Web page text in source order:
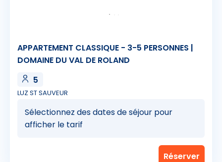
APPARTEMENT CLASSIQUE - 3-5 PERSONNES |
DOMAINE DU VAL DE ROLAND
5
LUZ ST SAUVEUR
Sélectionnez des dates de séjour pour
afficher le tarif